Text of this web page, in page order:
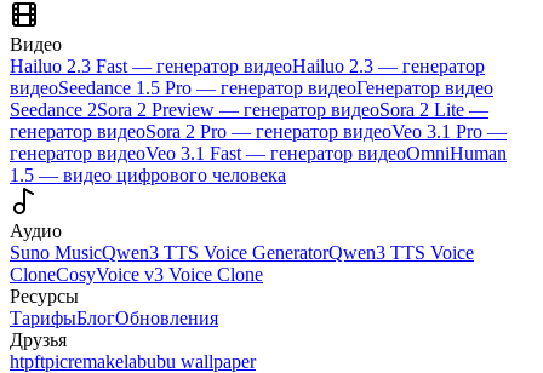
Видео
Hailuo 2.3 Fast — генератор видеоHailuo 2.3 — генератор
видеоSeedance 1.5 Pro — генератор видеоГенератор видео
Seedance 2Sora 2 Preview — генератор видеоSora 2 Lite —
генератор видеоSora 2 Pro — генератор видеоVeo 3.1 Pro —
генератор видеоVeo 3.1 Fast — генератор видеоOmniHuman
1.5 — видео цифрового человека
Аудио
Suno MusicQwen3 TTS Voice GeneratorQwen3 TTS Voice
CloneCosyVoice v3 Voice Clone
Ресурсы
ТарифыБлогОбновления
Друзья
htpftpicremakelabubu wallpaper